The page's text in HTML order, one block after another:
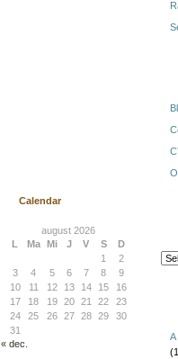
Calendar
august 2026
L
Ma Mi J V S
D
1
2
3
4 5 6 7 8
9
10
11 12 13 14 15
16
17
18 19 20 21 22
23
24
25 26 27 28 29
30
31
« dec.
A